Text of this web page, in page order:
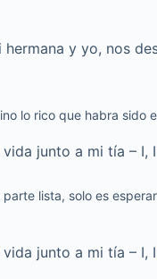
hermana y yo, nos
lo rico que habra sido
vida junto a mi tía – I,
lista, solo es
vida junto a mi tía – I,